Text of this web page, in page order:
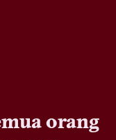
orang